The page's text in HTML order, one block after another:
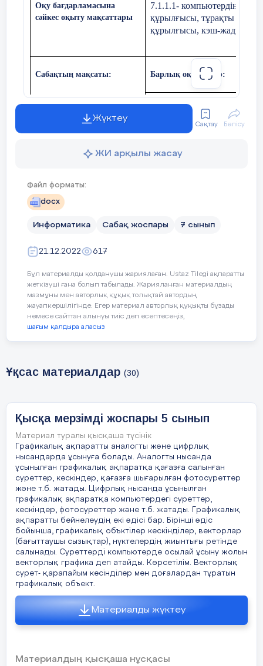
Оқу бағдарламасына
сәйкес оқыту мақсаттары
7.1.1.1- компьютердің жады
құрылғысы, тұрақты
құрылғысы, кэш-жады)
Сабақтың мақсаты: Барлық оқушылар:
Компьютердің ішкі және
Көптеген оқушылар
анықтайды
Кейбір оқушылар:
Сабақтың барысы:
Сабақтың
кезені/ уақыт
Педагогтың әрекеті
Сабақтың
1.Оқушылармен амандасу.
2.Сабақтың тақырыбы мен мақсаттарымен
таныстыру.
3.Үй тапсырмасын тексеру.
Оқушылар дәптерлерді өзара ауыстырады, үй
Жүктеу
Сақтау Бөлісу
ЖИ арқылы жасау
Файл форматы:
docx
Информатика Сабақ жоспары 7 сынып
21.12.2022 617
Бұл материалды қолданушы жариялаған. Ustaz Tilegi ақпаратты
жеткізуші ғана болып табылады. Жарияланған материалдың
мазмұны мен авторлық құқық толықтай автордың
жауапкершілігінде. Егер материал авторлық құқықты бұзады
немесе сайттан алынуы тиіс деп есептесеңіз,
шағым қалдыра аласыз
Ұқсас материалдар (30)
Қысқа мерзімді жоспары 5 cынып
Материал туралы қысқаша түсінік
Графикалық ақпаратты аналогты және цифрлық
нысандарда ұсынуға болады. Аналогты нысанда
ұсынылған графикалық ақпаратқа қағазға салынған
суреттер, кескіндер, қағазға шығарылған фотосуреттер
және т.б. жатады. Цифрлық нысанда ұсынылған
графикалық ақпаратқа компьютердегі суреттер,
кескіндер, фотосуреттер және т.б. жатады. Графикалық
ақпаратты бейнелеудің екі әдісі бар. Бірінші әдіс
бойынша, графикалық объктілер кескінділер, векторлар
(бағыттаушы сызықтар), нүктелердің жиынтығы ретінде
салынады. Суреттерді компьютерде осылай ұсыну жолын
векторлық графика деп атайды. Көрсетілім. Векторлық
сурет- қарапайым кесінділер мен доғалардан тұратын
графикалық объект.
Материалды жүктеу
Материалдың қысқаша нұсқасы